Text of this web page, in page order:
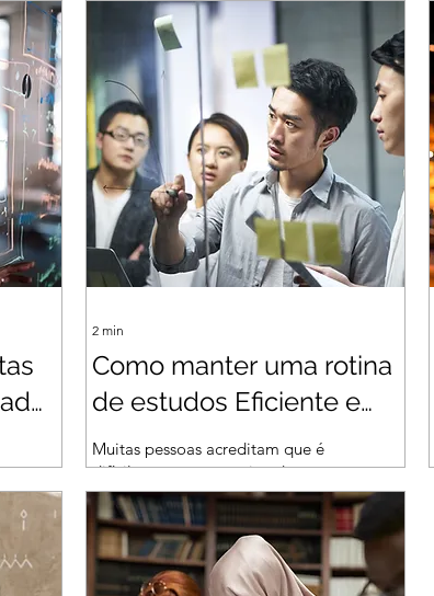
construção de uma pesquisa
sólida e bem...
2 min
Como manter uma rotina
de estudos Eficiente e
Produtiva
Muitas pessoas acreditam que é
difícil manter uma rotina de
estudos eficiente e produtiva ao
mesmo tempo em que trabalham
e têm tempo...